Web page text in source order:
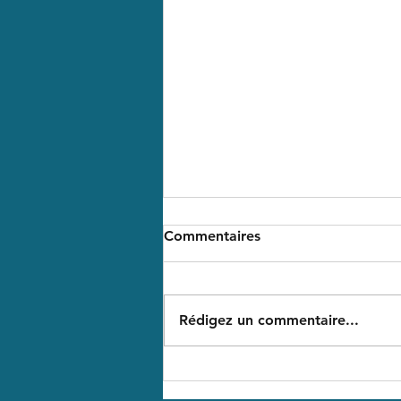
Merci !
Merci à tous ceux qui ont
et le vent pour profiter des
supers produits de la boutique
Commentaires
Rédigez un commentaire...